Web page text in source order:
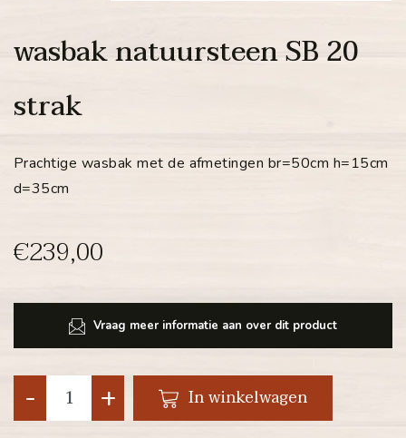
wasbak natuursteen SB 20
strak
Prachtige wasbak met de afmetingen br=50cm h=15cm
d=35cm
€239,00
Vraag meer informatie aan over dit product
+
- In winkelwagen